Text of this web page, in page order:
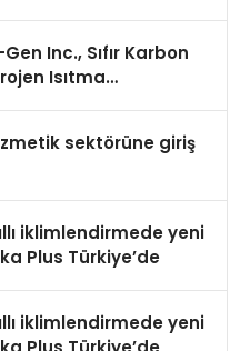
Inc., Sıfır Karbon
Isıtma
sektörüne giriş
iklimlendirmede yeni
Plus Türkiye’de
iklimlendirmede yeni